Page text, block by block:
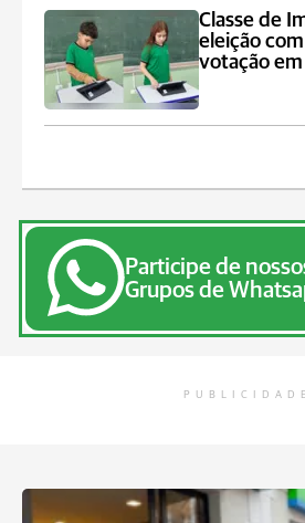
Classe de
eleição
votação
Participe de
Grupos de
PUBLICIDADE